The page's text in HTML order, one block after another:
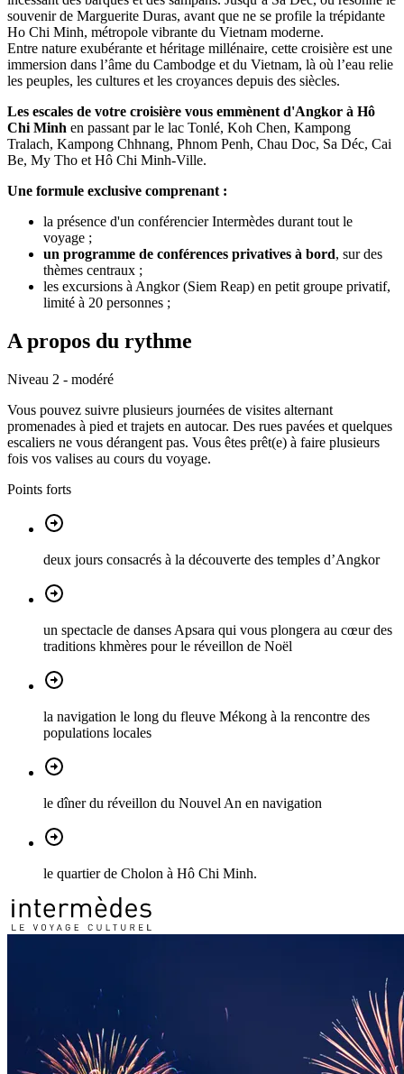
souvenir de Marguerite Duras, avant que ne se profile la trépidante
Ho Chi Minh, métropole vibrante du Vietnam moderne.
Entre nature exubérante et héritage millénaire, cette croisière est une
immersion dans l’âme du Cambodge et du Vietnam, là où l’eau relie
les peuples, les cultures et les croyances depuis des siècles.
Les escales de votre croisière vous emmènent d'Angkor à Hô
Chi Minh en passant par le lac Tonlé, Koh Chen, Kampong
Tralach, Kampong Chhnang, Phnom Penh, Chau Doc, Sa Déc, Cai
Be, My Tho et Hô Chi Minh-Ville.
Une formule exclusive comprenant :
la présence d'un conférencier Intermèdes durant tout le
voyage ;
un programme de conférences privatives à bord, sur des
thèmes centraux ;
les excursions à Angkor (Siem Reap) en petit groupe privatif,
limité à 20 personnes ;
A propos du rythme
Niveau 2 - modéré
Vous pouvez suivre plusieurs journées de visites alternant
promenades à pied et trajets en autocar. Des rues pavées et quelques
escaliers ne vous dérangent pas. Vous êtes prêt(e) à faire plusieurs
fois vos valises au cours du voyage.
Points forts
deux jours consacrés à la découverte des temples d’Angkor
un spectacle de danses Apsara qui vous plongera au cœur des
traditions khmères pour le réveillon de Noël
la navigation le long du fleuve Mékong à la rencontre des
populations locales
le dîner du réveillon du Nouvel An en navigation
le quartier de Cholon à Hô Chi Minh.